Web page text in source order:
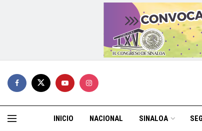
INICIO NACIONAL SINALOA